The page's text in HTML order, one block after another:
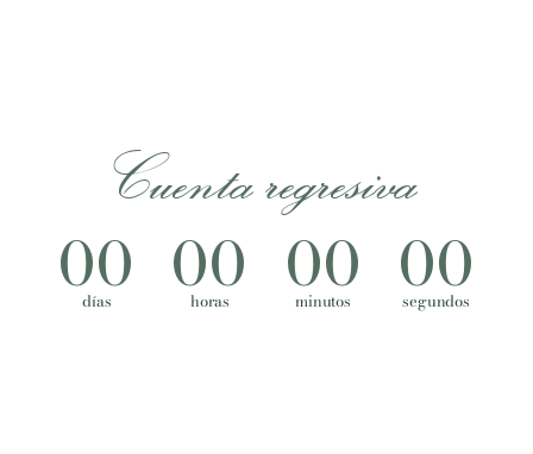
Cuenta regresiva
00
días 00
horas 00
minutos 00
segundos